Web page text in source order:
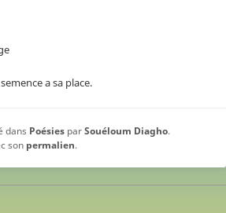
a sa place.
dans Poésies parSouéloum Diagho.
son permalien.